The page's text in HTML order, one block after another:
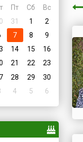
Пт Сб
Вс
31 1
2
7 8
9
14 15
16
21 22
23
28 29
30
4 5 6